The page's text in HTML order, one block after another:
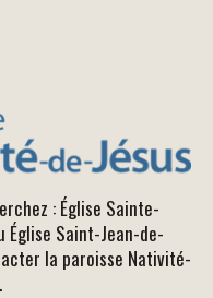
: Église Sainte-
Église Saint-Jean-de-
la paroisse Nativité-